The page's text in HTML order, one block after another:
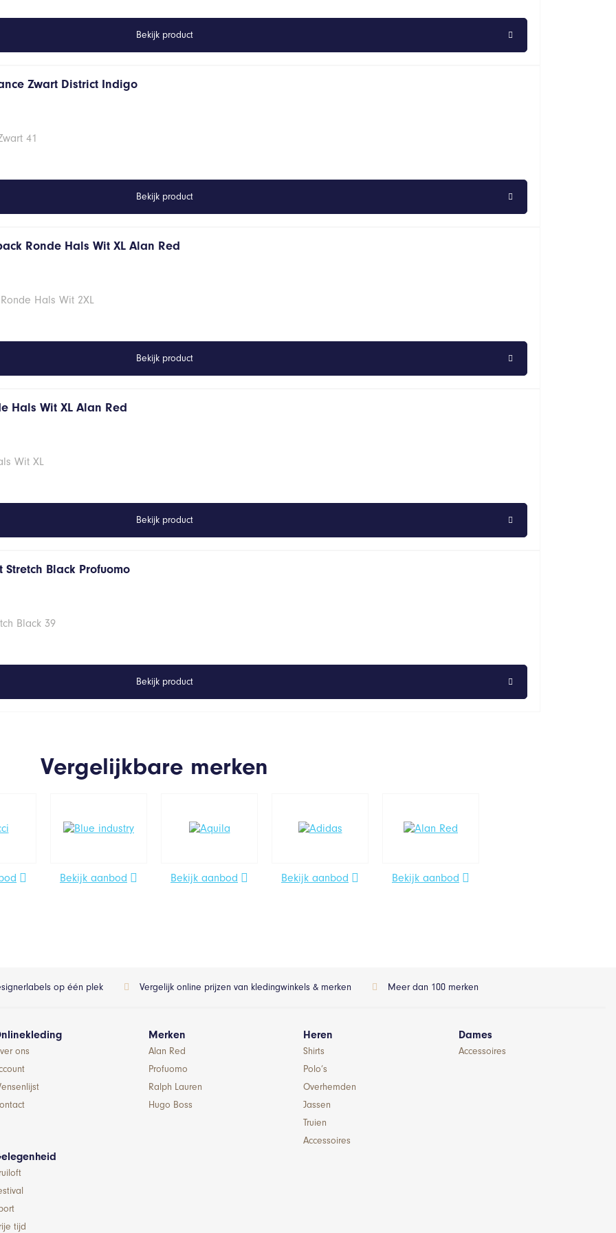
Bekijk product
Zwart District Indigo
41
Bekijk product
Ronde Hals Wit XL Alan Red
Hals Wit 2XL
Bekijk product
Hals Wit XL Alan Red
Wit XL
Bekijk product
Stretch Black Profuomo
Black 39
Bekijk product
Vergelijkbare merken
Bekijk aanbod Bekijk aanbod Bekijk aanbod Bekijk aanbod
op één plek Vergelijk online prijzen van kledingwinkels & merken Meer dan 100 merken
ons
Merken
Alan Red
Profuomo
Ralph Lauren
Hugo Boss
Heren
Shirts
Polo’s
Overhemden
Jassen
Truien
Accessoires
Dames
Accessoires
tijd